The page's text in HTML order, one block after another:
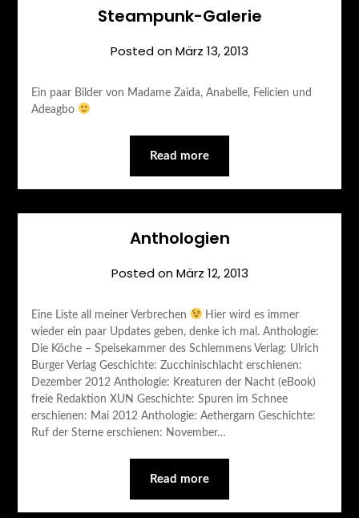
Steampunk-Galerie
Posted onMärz 13, 2013
Ein paar Bilder von Madame Zaida, Anabelle, Felicien und
Adeagbo
Read more
Anthologien
Posted onMärz 12, 2013
Eine Liste all meiner Verbrechen
Hier wird es immer
wieder ein paar Updates geben, denke ich mal. Anthologie:
Die Köche – Speisekammer des Schlemmens Verlag: Ulrich
Burger Verlag Geschichte: Zucchinischlacht erschienen:
Dezember 2012 Anthologie: Kreaturen der Nacht (eBook)
freie Redaktion XUN Geschichte: Spuren im Schnee
erschienen: Mai 2012 Anthologie: Aethergarn Geschichte:
Ruf der Sterne erschienen: November…
Read more